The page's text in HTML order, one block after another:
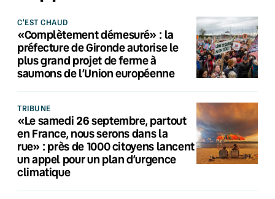
C'EST CHAUD
«Complètement démesuré» : la
préfecture de Gironde autorise le
plus grand projet de ferme à
saumons de l’Union européenne
TRIBUNE
«Le samedi 26 septembre, partout
en France, nous serons dans la
rue» : près de 1000 citoyens lancent
un appel pour un plan d’urgence
climatique